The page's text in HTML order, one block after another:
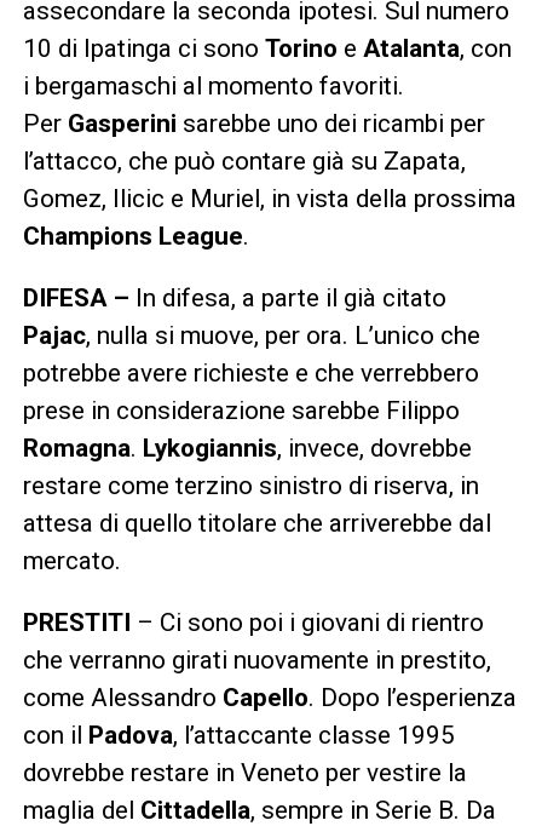
assecondare la seconda ipotesi. Sul numero
10 di Ipatinga ci sono Torino e Atalanta, con
i bergamaschi al momento favoriti.
Per Gasperini sarebbe uno dei ricambi per
l’attacco, che può contare già su Zapata,
Gomez, Ilicic e Muriel, in vista della prossima
Champions League.
DIFESA – In difesa, a parte il già citato
Pajac, nulla si muove, per ora. L’unico che
potrebbe avere richieste e che verrebbero
prese in considerazione sarebbe Filippo
Romagna. Lykogiannis, invece, dovrebbe
restare come terzino sinistro di riserva, in
attesa di quello titolare che arriverebbe dal
mercato.
PRESTITI – Ci sono poi i giovani di rientro
che verranno girati nuovamente in prestito,
come Alessandro Capello. Dopo l’esperienza
con il Padova, l’attaccante classe 1995
dovrebbe restare in Veneto per vestire la
maglia del Cittadella, sempre in Serie B. Da